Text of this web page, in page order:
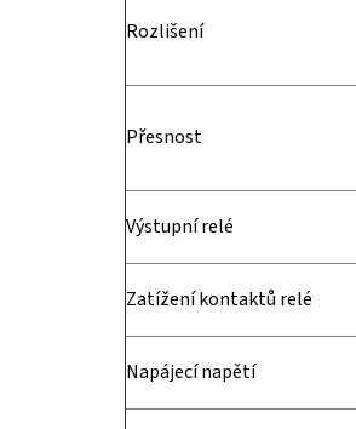
Rozlišení
Přesnost
Výstupní relé
Zatížení kontaktů relé
Napájecí napětí